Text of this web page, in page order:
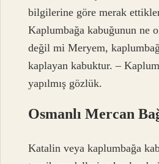
bilgilerine göre merak
Kaplumbağa kabuğunun ne
değil mi Meryem,
kaplayan kabuktur. –
yapılmış gözlük.
Osmanlı Mercan
Katalin veya kaplumbağa